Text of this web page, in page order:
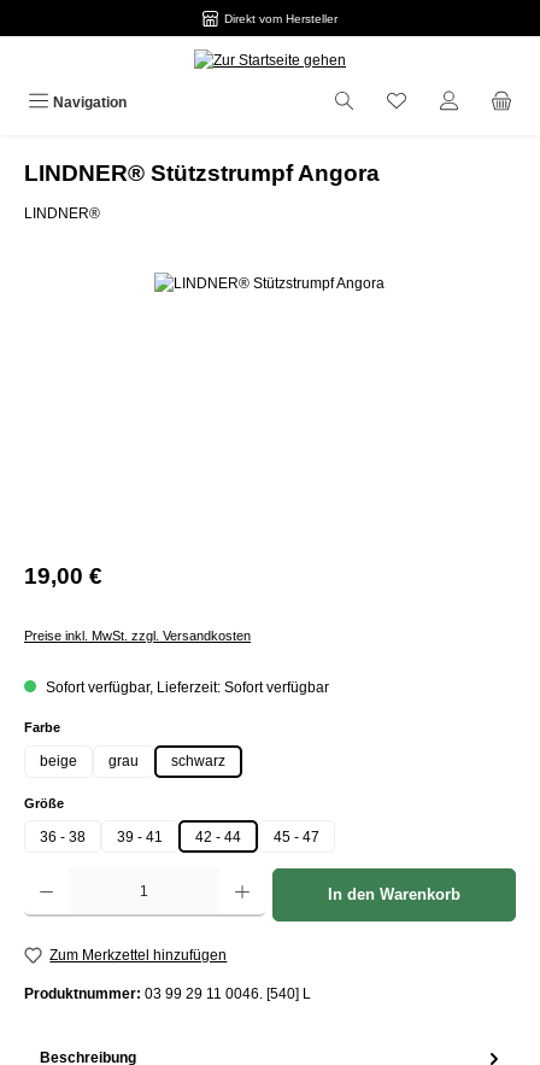
Direkt vom Hersteller
Navigation
LINDNER® Stützstrumpf Angora
LINDNER®
Bildergalerie überspringen
19,00 €
Preise inkl. MwSt. zzgl. Versandkosten
Sofort verfügbar, Lieferzeit: Sofort verfügbar
Farbeauswählen
beige grau schwarz
Größeauswählen
36 - 38 39 - 41 42 - 44 45 - 47
Produkt Anzahl: Gib den gewünschten Wert ein oder benutze die Schaltflächen um die
In den Warenkorb
Zum Merkzettel hinzufügen
Produktnummer: 03 99 29 11 0046. [540] L
Beschreibung